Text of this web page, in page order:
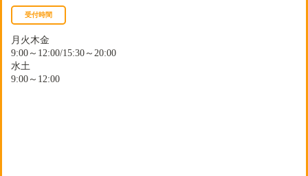
受付時間
月火木金
9:00～12:00/15:30～20:00
水土
9:00～12:00